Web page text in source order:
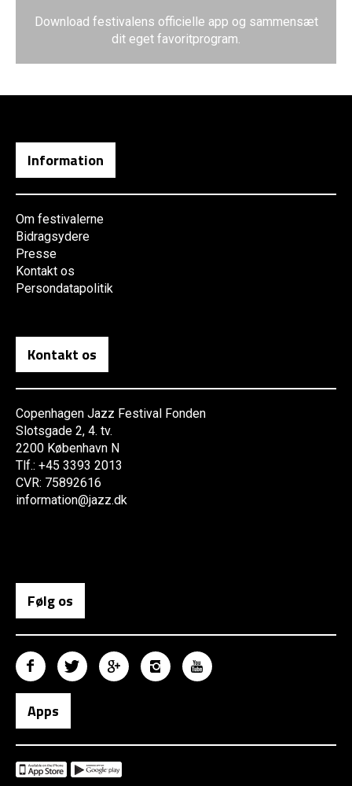
Download festivalens officielle app og sammensæt
dit eget favoritprogram.
Information
Om festivalerne
Bidragsydere
Presse
Kontakt os
Persondatapolitik
Kontakt os
Copenhagen Jazz Festival Fonden
Slotsgade 2, 4. tv.
2200 København N
Tlf.: +45 3393 2013
CVR: 75892616
information@jazz.dk
Følg os
Apps